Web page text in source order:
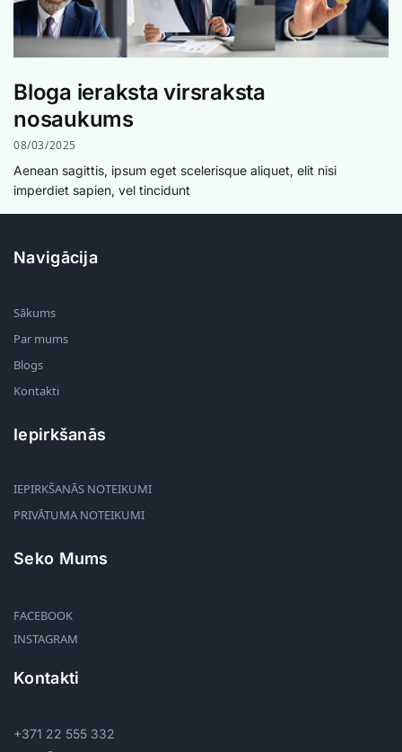
Bloga ieraksta virsraksta
nosaukums
08/03/2025
Aenean sagittis, ipsum eget scelerisque aliquet, elit nisi
imperdiet sapien, vel tincidunt
Navigācija
Sākums
Par mums
Blogs
Kontakti
Iepirkšanās
IEPIRKŠANĀS NOTEIKUMI
PRIVĀTUMA NOTEIKUMI
Seko Mums
FACEBOOK
INSTAGRAM
Kontakti
+371 22 555 332